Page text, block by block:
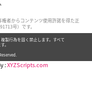
者からコンテンツ使用許諾を得た正
号）です。
製行為を固く禁止します。すべて
。
:XYZScripts.com